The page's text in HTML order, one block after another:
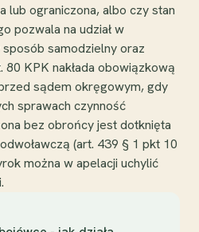
lub ograniczona, albo czy stan
pozwala na udział w
samodzielny oraz
KPK nakłada obowiązkową
sądem okręgowym, gdy
sprawach czynność
bez obrońcy jest dotknięta
(art. 439 § 1 pkt 10
można w apelacji uchylić